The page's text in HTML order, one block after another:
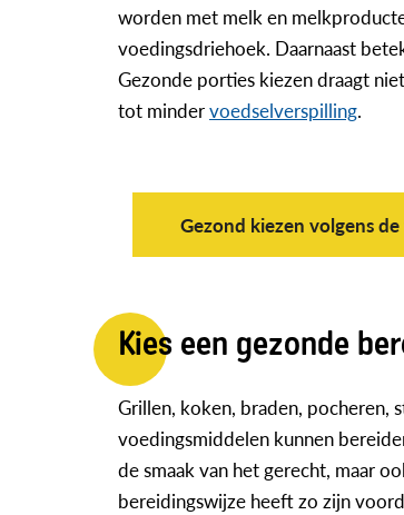
worden met melk en
voedingsdriehoek. Daarnaast
Gezonde porties kiezen draagt
tot mindervoedselverspilling.
Gezond kiezen volgens
Kies een gezonde
Grillen, koken, braden, pocheren,
voedingsmiddelen kunnen
de smaak van het gerecht, maar
bereidingswijze heeft zo zijn